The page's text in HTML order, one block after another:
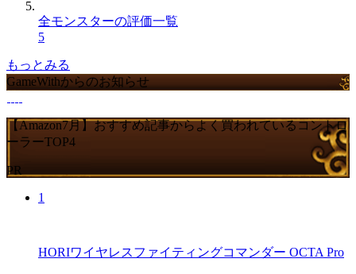
全モンスターの評価一覧
5
もっとみる
GameWithからのお知らせ
【Amazon7月】おすすめ記事からよく買われているコントロ
ーラーTOP4
PR
1
HORIワイヤレスファイティングコマンダー OCTA Pro